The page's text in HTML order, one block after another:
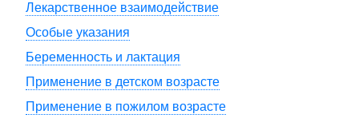
Лекарственное взаимодействие
Особые указания
Беременность и лактация
Применение в детском возрасте
Применение в пожилом возрасте